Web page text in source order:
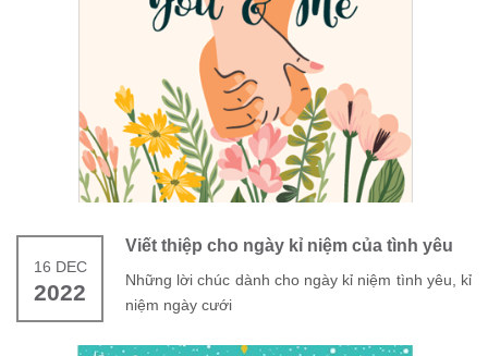
16 DEC
2022
Viết thiệp cho ngày kỉ niệm của tình yêu
Những lời chúc dành cho ngày kỉ niệm tình yêu, kỉ
niệm ngày cưới